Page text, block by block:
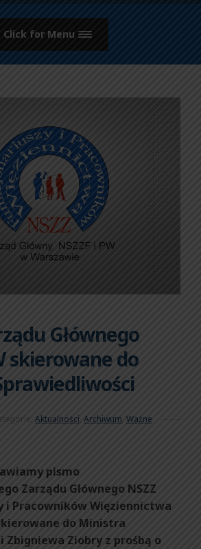
Click for Menu
Głównego
skierowane do
Aktualności, Archiwum, Ważne
pismo
Zarządu Głównego NSZZ
i Pracowników Więziennictwa
do Ministra
Zbigniewa Ziobry z prośbą o